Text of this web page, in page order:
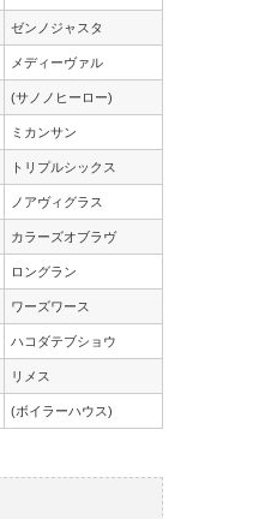
ゼンノジャスタ
メディーヴァル
(サノノヒーロー)
ミカンサン
トリプルシックス
ノアヴィグラス
カラーズオブラヴ
ロングラン
ワーズワース
ハコダテブショウ
リメス
(ボイラーハウス)